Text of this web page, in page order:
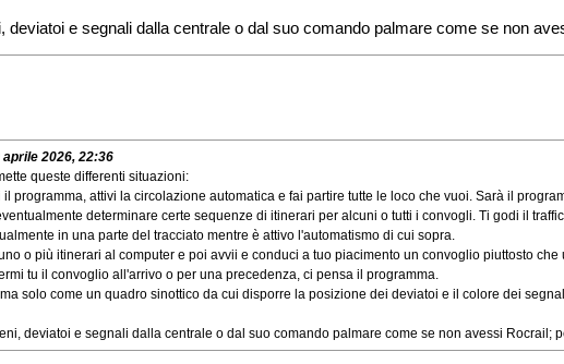
deviatoi e segnali dalla centrale o dal suo comando palmare come se non
2026, 22:36
queste differenti situazioni:
programma, attivi la circolazione automatica e fai partire tutte le loco che vuoi. Sarà il
determinare certe sequenze di itinerari per alcuni o tutti i convogli. Ti godi il
in una parte del tracciato mentre è attivo l'automatismo di cui sopra.
o più itinerari al computer e poi avvii e conduci a tuo piacimento un convoglio piuttosto
tu il convoglio all'arrivo o per una precedenza, ci pensa il programma.
solo come un quadro sinottico da cui disporre la posizione dei deviatoi e il colore dei
deviatoi e segnali dalla centrale o dal suo comando palmare come se non avessi Rocrail;